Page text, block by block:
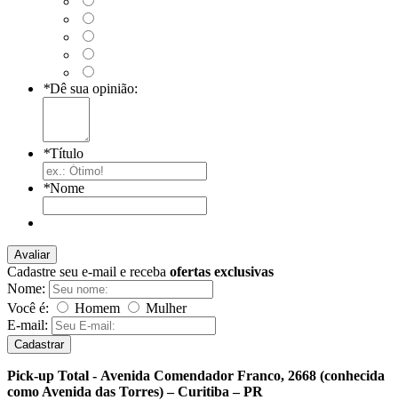
*Dê sua opinião:
*Título
*Nome
Avaliar
Cadastre seu e-mail e receba ofertas exclusivas
Nome:
Você é:
Homem
Mulher
E-mail:
Cadastrar
Pick-up Total - Avenida Comendador Franco, 2668 (conhecida
como Avenida das Torres) – Curitiba – PR